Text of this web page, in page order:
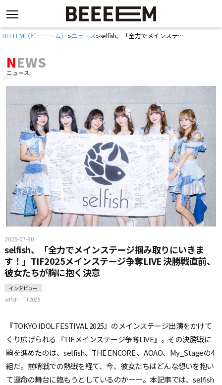
コBEEEEM（ビーーーム） >ニュース> selfish、「全力でメインステージ掴み取りにいきます！」TIF2025メインステージ争奪LIVE 決勝戦直前、彼女たちが胸に抱く決意
NEWS
ニュース
2025-07-30
selfish、「全力でメインステージ掴み取りにいきま
す！」TIF2025メインステージ争奪LIVE 決勝戦直前、
彼女たちが胸に抱く決意
インタビュー
selfish
TIF2025
『TOKYO IDOL FESTIVAL 2025』のメインステージ出演をかけて
くり広げられる『TIFメインステージ争奪LIVE』。その決勝戦に
駒を進めたのは、selfish、THE ENCORE 、AOAO、My_Stageの4
組だ。前哨戦での熱戦を経て、今、彼女たちはどんな想いを抱い
て運命の舞台に臨もうとしているのかーー。本記事では、selfish